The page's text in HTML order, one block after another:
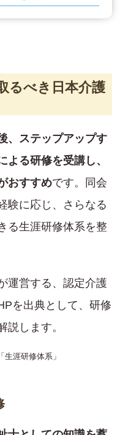
るべき日本介護
、ステップアップす
よる研修を受講し、
おすすめです。同会
験に応じ、さらなる
る生涯研修体系を整
運営する、認定介護
を出典として、研修
説します。
生涯研修体系」